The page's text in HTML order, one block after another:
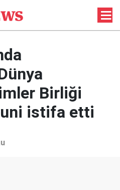
Birliği
istifa etti